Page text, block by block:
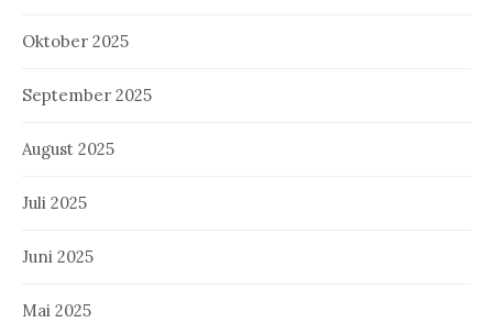
Oktober 2025
September 2025
August 2025
Juli 2025
Juni 2025
Mai 2025